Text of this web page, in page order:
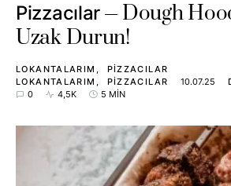
Pizzacılar
Dough
Uzak Durun!
LOKANTALARIM
PIZZACILAR
LOKANTALARIM
PIZZACILAR 10.07.25
0
4,5K 5 MIN